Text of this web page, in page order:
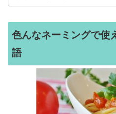
色んなネーミングで使
語